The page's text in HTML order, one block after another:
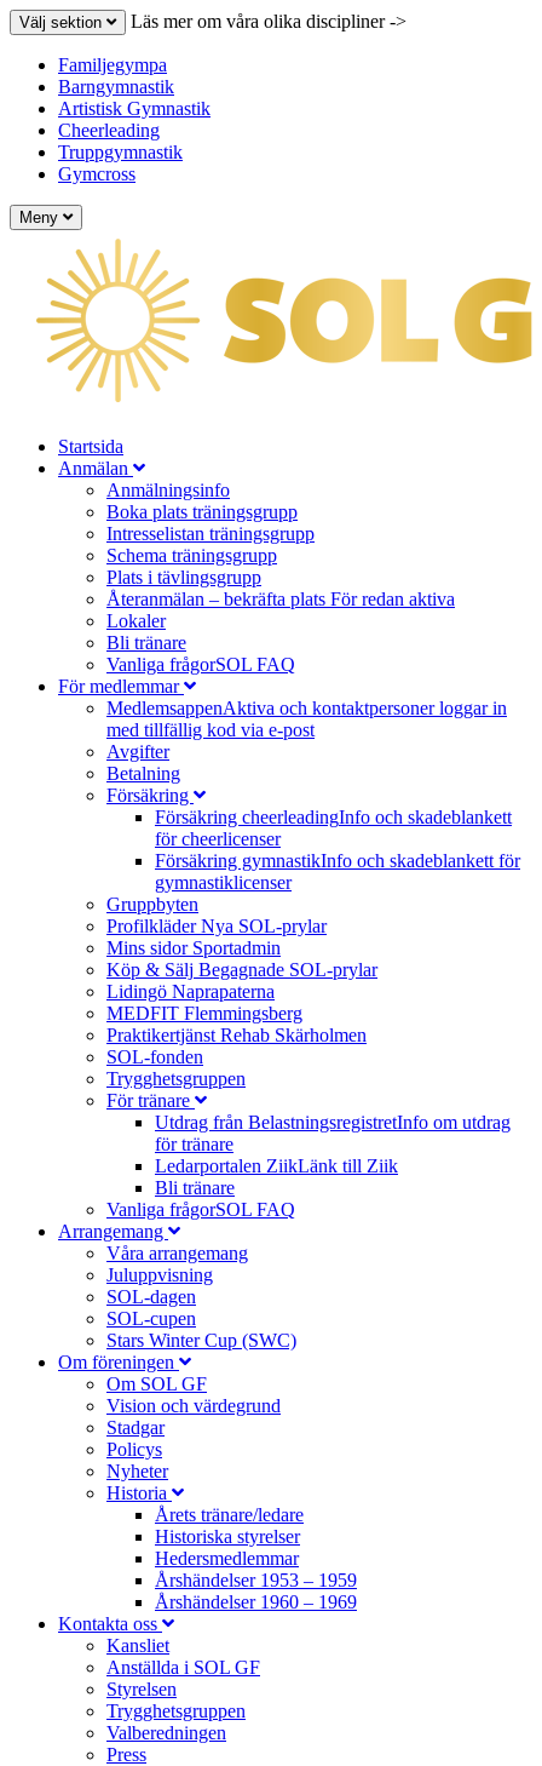
Välj sektion Läs mer om våra olika discipliner ->
Familjegympa
Barngymnastik
Artistisk Gymnastik
Cheerleading
Truppgymnastik
Gymcross
Meny
Startsida
Anmälan
Anmälningsinfo
Boka plats träningsgrupp
Intresselistan träningsgrupp
Schema träningsgrupp
Plats i tävlingsgrupp
Återanmälan – bekräfta plats För redan aktiva
Lokaler
Bli tränare
Vanliga frågorSOL FAQ
För medlemmar
MedlemsappenAktiva och kontaktpersoner loggar in
med tillfällig kod via e-post
Avgifter
Betalning
Försäkring
Försäkring cheerleadingInfo och skadeblankett
för cheerlicenser
Försäkring gymnastikInfo och skadeblankett för
gymnastiklicenser
Gruppbyten
ProfilkläderNya SOL-prylar
Mins sidor Sportadmin
Köp & Sälj Begagnade SOL-prylar
Lidingö Naprapaterna
MEDFIT Flemmingsberg
Praktikertjänst Rehab Skärholmen
SOL-fonden
Trygghetsgruppen
För tränare
Utdrag från BelastningsregistretInfo om utdrag
för tränare
Ledarportalen ZiikLänk till Ziik
Bli tränare
Vanliga frågorSOL FAQ
Arrangemang
Våra arrangemang
Juluppvisning
SOL-dagen
SOL-cupen
Stars Winter Cup (SWC)
Om föreningen
Om SOL GF
Vision och värdegrund
Stadgar
Policys
Nyheter
Historia
Årets tränare/ledare
Historiska styrelser
Hedersmedlemmar
Årshändelser 1953 – 1959
Årshändelser 1960 – 1969
Kontakta oss
Kansliet
Anställda i SOL GF
Styrelsen
Trygghetsgruppen
Valberedningen
Press